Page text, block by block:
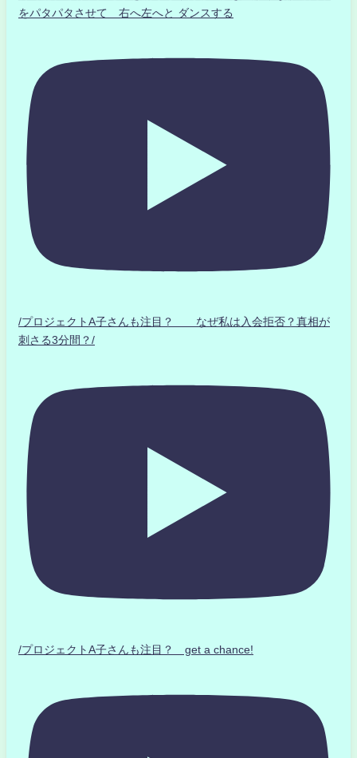
をパタパタさせて 右へ左へと ダンスする
/プロジェクトA子さんも注目？ なぜ私は入会拒否？真相が
刺さる3分間？/
/プロジェクトA子さんも注目？ get a chance!